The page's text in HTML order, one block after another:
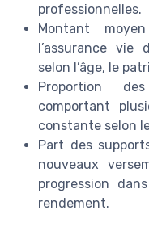
professionnelles.
Montant
l’assurance
selon l’âge, le
Proportion
comportant
constante selon
Part des
nouveaux
progression
rendement.